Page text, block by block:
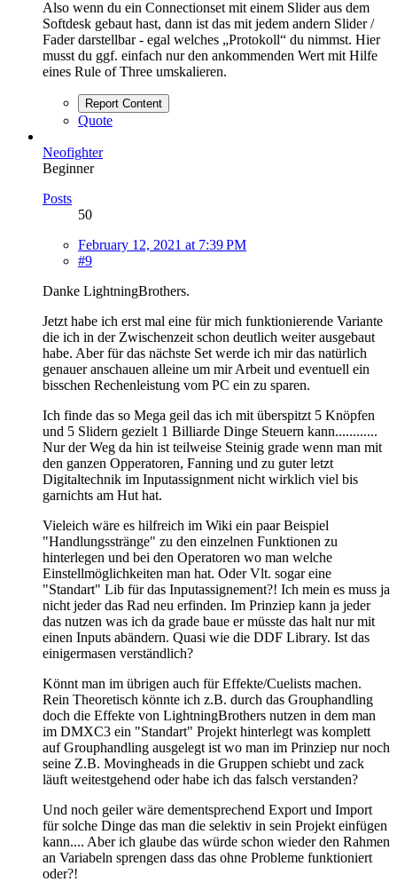
Also wenn du ein Connectionset mit einem Slider aus dem
Softdesk gebaut hast, dann ist das mit jedem andern Slider /
Fader darstellbar - egal welches „Protokoll“ du nimmst. Hier
musst du ggf. einfach nur den ankommenden Wert mit Hilfe
eines Rule of Three umskalieren.
Report Content
Quote
Neofighter
Beginner
Posts
50
February 12, 2021 at 7:39 PM
#9
Danke LightningBrothers.
Jetzt habe ich erst mal eine für mich funktionierende Variante
die ich in der Zwischenzeit schon deutlich weiter ausgebaut
habe. Aber für das nächste Set werde ich mir das natürlich
genauer anschauen alleine um mir Arbeit und eventuell ein
bisschen Rechenleistung vom PC ein zu sparen.
Ich finde das so Mega geil das ich mit überspitzt 5 Knöpfen
und 5 Slidern gezielt 1 Billiarde Dinge Steuern kann............
Nur der Weg da hin ist teilweise Steinig grade wenn man mit
den ganzen Opperatoren, Fanning und zu guter letzt
Digitaltechnik im Inputassignment nicht wirklich viel bis
garnichts am Hut hat.
Vieleich wäre es hilfreich im Wiki ein paar Beispiel
"Handlungsstränge" zu den einzelnen Funktionen zu
hinterlegen und bei den Operatoren wo man welche
Einstellmöglichkeiten man hat. Oder Vlt. sogar eine
"Standart" Lib für das Inputassignement?! Ich mein es muss ja
nicht jeder das Rad neu erfinden. Im Prinziep kann ja jeder
das nutzen was ich da grade baue er müsste das halt nur mit
einen Inputs abändern. Quasi wie die DDF Library. Ist das
einigermasen verständlich?
Könnt man im übrigen auch für Effekte/Cuelists machen.
Rein Theoretisch könnte ich z.B. durch das Grouphandling
doch die Effekte von LightningBrothers nutzen in dem man
im DMXC3 ein "Standart" Projekt hinterlegt was komplett
auf Grouphandling ausgelegt ist wo man im Prinziep nur noch
seine Z.B. Movingheads in die Gruppen schiebt und zack
läuft weitestgehend oder habe ich das falsch verstanden?
Und noch geiler wäre dementsprechend Export und Import
für solche Dinge das man die selektiv in sein Projekt einfügen
kann.... Aber ich glaube das würde schon wieder den Rahmen
an Variabeln sprengen dass das ohne Probleme funktioniert
oder?!